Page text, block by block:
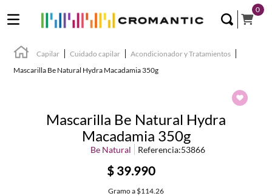
0
Capilar Cuidado capilar
Acondicionador y Tratamientos
Mascarilla Be Natural Hydra Macadamia 350g
Mascarilla Be Natural Hydra
Macadamia 350g
Be Natural Referencia:53866
$ 39.990
Gramoa $114.26